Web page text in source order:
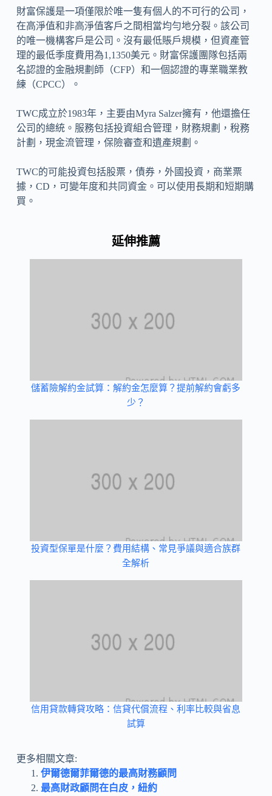
財富保護是一項僅限於唯一隻有個人的不可行的公司，
在高淨值和非高淨值客戶之間相當均勻地分裂。該公司
的唯一機構客戶是公司。沒有最低賬戶規模，但資產管
理的最低季度費用為1,1350美元。財富保護團隊包括兩
名認證的金融規劃師（CFP）和一個認證的專業職業教
練（CPCC）。
TWC成立於1983年，主要由Myra Salzer擁有，他還擔任
公司的總統。服務包括投資組合管理，財務規劃，稅務
計劃，現金流管理，保險審查和遺產規劃。
TWC的可能投資包括股票，債券，外國投資，商業票
據，CD，可變年度和共同資金。可以使用長期和短期購
買。
延伸推薦
儲蓄險解約金試算：解約金怎麼算？提前解約會虧多
少？
投資型保單是什麼？費用結構、常見爭議與適合族群
全解析
信用貸款轉貸攻略：信貸代償流程、利率比較與省息
試算
更多相關文章:
伊爾德爾菲爾德的最高財務顧問
最高財政顧問在白皮，紐約